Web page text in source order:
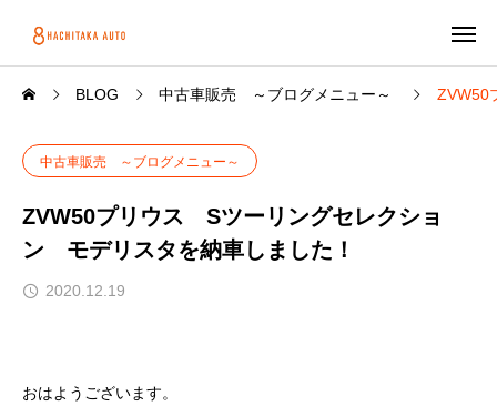
BLOG 中古車販売 ～ブログメニュー～ ZVW50
中古車販売 ～ブログメニュー～
ZVW50プリウス Sツーリングセレクショ
ン モデリスタを納車しました！
2020.12.19
おはようございます。